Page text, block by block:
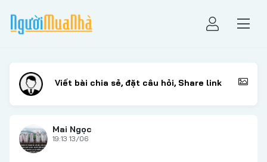
Mai Ngọc
19:13 13/06